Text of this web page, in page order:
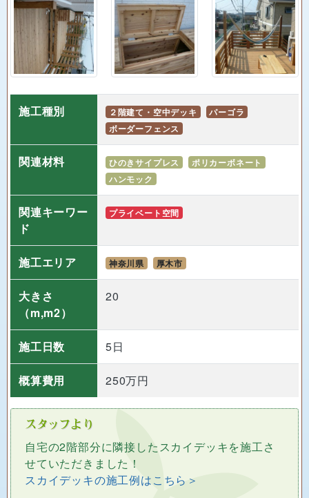
施工種別 ２階建て・空中デッキ
パーゴラ
ボーダーフェンス
関連材料 ひのきサイプレス
ポリカーボネート
ハンモック
関連キーワー
ド
プライベート空間
施工エリア 神奈川県 厚木市
大きさ
（m,m2）
20
施工日数 5日
概算費用 250万円
自宅の2階部分に隣接したスカイデッキを施工さ
せていただきました！
スカイデッキの施工例はこちら＞